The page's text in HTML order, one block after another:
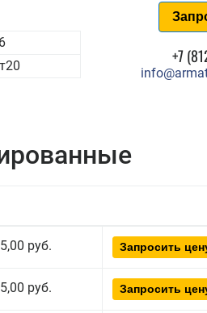
+7
руб. Запросить
руб. Запросить